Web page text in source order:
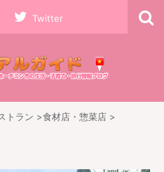
Twitter
トラン >食材店・惣菜店 >